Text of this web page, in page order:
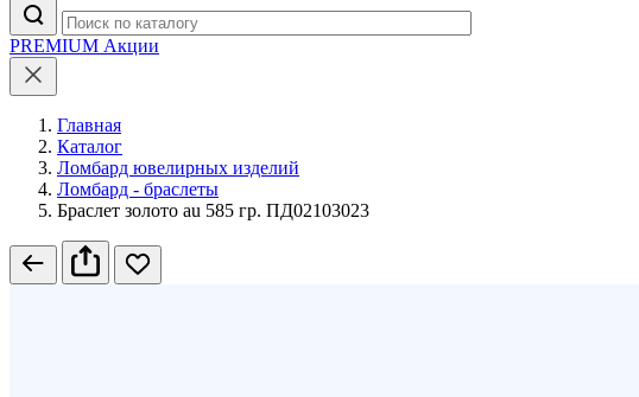
PREMIUM Акции
Главная
Каталог
Ломбард ювелирных изделий
Ломбард - браслеты
Браслет золото au 585 гр. ПД02103023